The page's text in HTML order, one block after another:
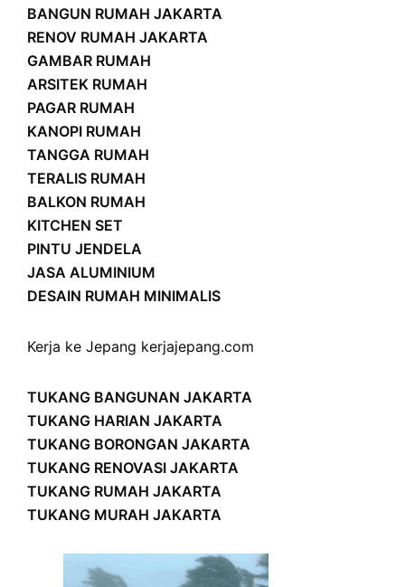
BANGUN RUMAH JAKARTA
RENOV RUMAH JAKARTA
GAMBAR RUMAH
ARSITEK RUMAH
PAGAR RUMAH
KANOPI RUMAH
TANGGA RUMAH
TERALIS RUMAH
BALKON RUMAH
KITCHEN SET
PINTU JENDELA
JASA ALUMINIUM
DESAIN RUMAH MINIMALIS
Kerja ke Jepang kerjajepang.com
TUKANG BANGUNAN JAKARTA
TUKANG HARIAN JAKARTA
TUKANG BORONGAN JAKARTA
TUKANG RENOVASI JAKARTA
TUKANG RUMAH JAKARTA
TUKANG MURAH JAKARTA